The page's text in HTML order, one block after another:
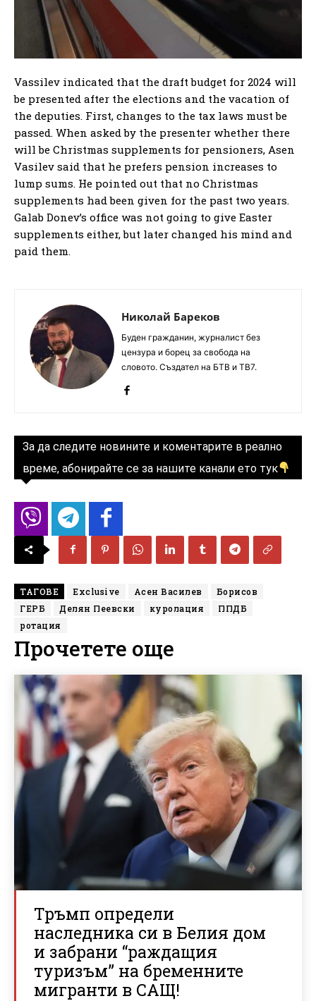
Vassilev indicated that the draft budget for 2024 will
be presented after the elections and the vacation of
the deputies. First, changes to the tax laws must be
passed. When asked by the presenter whether there
will be Christmas supplements for pensioners, Asen
Vasilev said that he prefers pension increases to
lump sums. He pointed out that no Christmas
supplements had been given for the past two years.
Galab Donev’s office was not going to give Easter
supplements either, but later changed his mind and
paid them.
Николай Бареков
Буден гражданин, журналист без
цензура и борец за свобода на
словото. Създател на БТВ и ТВ7.
За да следите новините и коментарите в реално
време, абонирайте се за нашите канали ето тук
ТАГОВЕ Exclusive Асен Василев
Борисов
ГЕРБ
Делян Пеевски куролация
ППДБ
ротация
Прочетете още
Тръмп определи
наследника си в Белия дом
и забрани “раждащия
туризъм” на бременните
мигранти в САЩ!